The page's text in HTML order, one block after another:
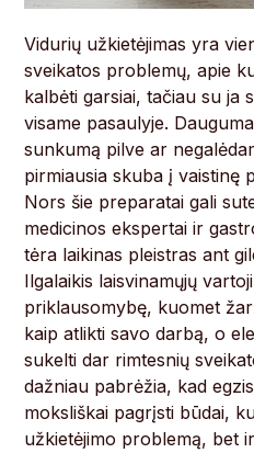
Vidurių užkietėjimas yra
sveikatos problemų, apie
kalbėti garsiai, tačiau su ja
visame pasaulyje.
sunkumą pilve ar
pirmiausia skuba į vaistinę
Nors šie preparatai gali
medicinos ekspertai ir
tėra laikinas pleistras ant
Ilgalaikis laisvinamųjų
priklausomybę, kuomet
kaip atlikti savo darbą, o
sukelti dar rimtesnių
dažniau pabrėžia, kad
moksliškai pagrįsti būdai,
užkietėjimo problemą, bet